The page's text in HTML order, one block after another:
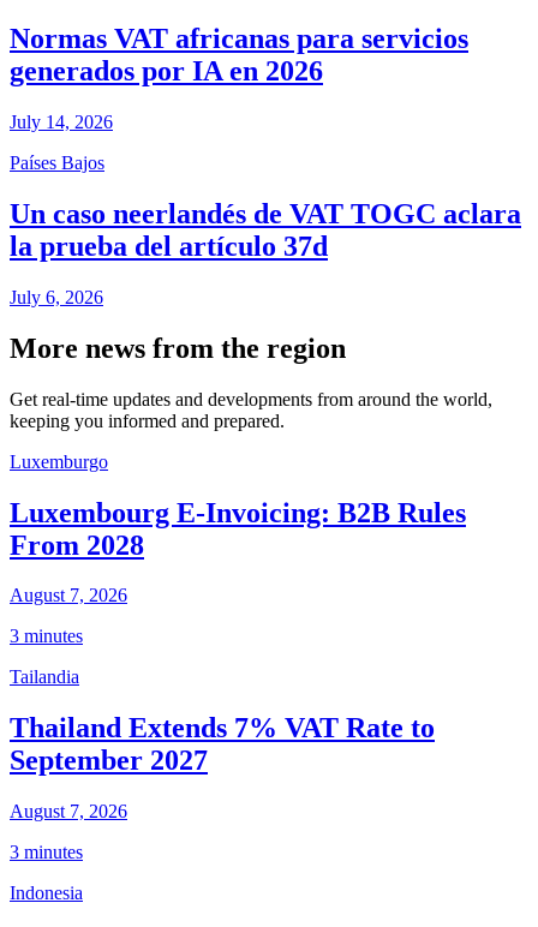
Normas VAT africanas para servicios
generados por IA en 2026
July 14, 2026
Países Bajos
Un caso neerlandés de VAT TOGC aclara
la prueba del artículo 37d
July 6, 2026
More news from the region
Get real-time updates and developments from around the world,
keeping you informed and prepared.
Luxemburgo
Luxembourg E-Invoicing: B2B Rules
From 2028
August 7, 2026
3 minutes
Tailandia
Thailand Extends 7% VAT Rate to
September 2027
August 7, 2026
3 minutes
Indonesia